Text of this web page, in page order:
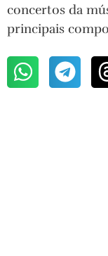
concertos da
principais